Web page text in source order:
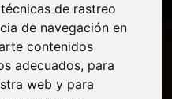
de rastreo
de navegación en
contenidos
adecuados, para
web y para
en Comida
cerca de mi